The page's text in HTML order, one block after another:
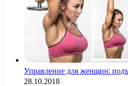
Управление для женщин:
28.10.2018